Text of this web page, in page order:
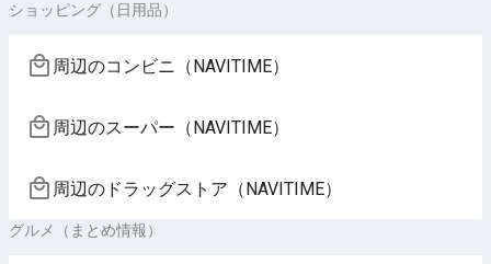
ショッピング（日用品）
周辺のコンビニ（NAVITIME）
周辺のスーパー（NAVITIME）
周辺のドラッグストア（NAVITIME）
グルメ（まとめ情報）